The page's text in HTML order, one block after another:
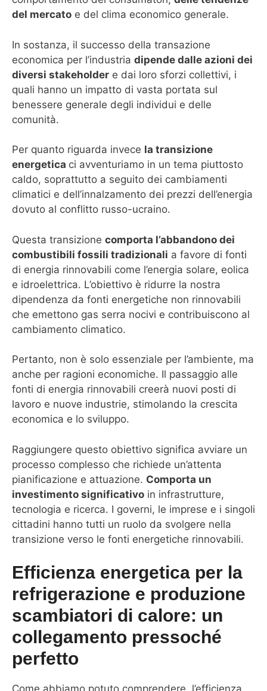
del mercato e del clima economico generale.
In sostanza, il successo della transazione
economica per l’industria dipende dalle azioni dei
diversi stakeholder e dai loro sforzi collettivi, i
quali hanno un impatto di vasta portata sul
benessere generale degli individui e delle
comunità.
Per quanto riguarda invece la transizione
energetica ci avventuriamo in un tema piuttosto
caldo, soprattutto a seguito dei cambiamenti
climatici e dell’innalzamento dei prezzi dell’energia
dovuto al conflitto russo-ucraino.
Questa transizione comporta l’abbandono dei
combustibili fossili tradizionali a favore di fonti
di energia rinnovabili come l’energia solare, eolica
e idroelettrica. L’obiettivo è ridurre la nostra
dipendenza da fonti energetiche non rinnovabili
che emettono gas serra nocivi e contribuiscono al
cambiamento climatico.
Pertanto, non è solo essenziale per l’ambiente, ma
anche per ragioni economiche. Il passaggio alle
fonti di energia rinnovabili creerà nuovi posti di
lavoro e nuove industrie, stimolando la crescita
economica e lo sviluppo.
Raggiungere questo obiettivo significa avviare un
processo complesso che richiede un’attenta
pianificazione e attuazione. Comporta un
investimento significativo in infrastrutture,
tecnologia e ricerca. I governi, le imprese e i singoli
cittadini hanno tutti un ruolo da svolgere nella
transizione verso le fonti energetiche rinnovabili.
Efficienza energetica per la
refrigerazione e produzione
scambiatori di calore: un
collegamento pressoché
perfetto